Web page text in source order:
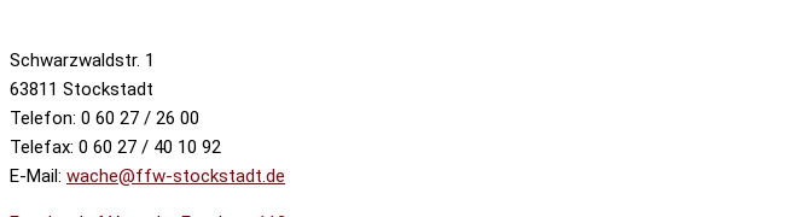
Schwarzwaldstr. 1
63811 Stockstadt
Telefon: 0 60 27 / 26 00
Telefax: 0 60 27 / 40 10 92
E-Mail: wache@ffw-stockstadt.de